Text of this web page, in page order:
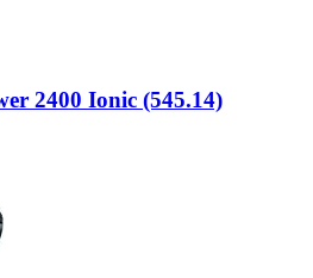
2400 Ionic (545.14)